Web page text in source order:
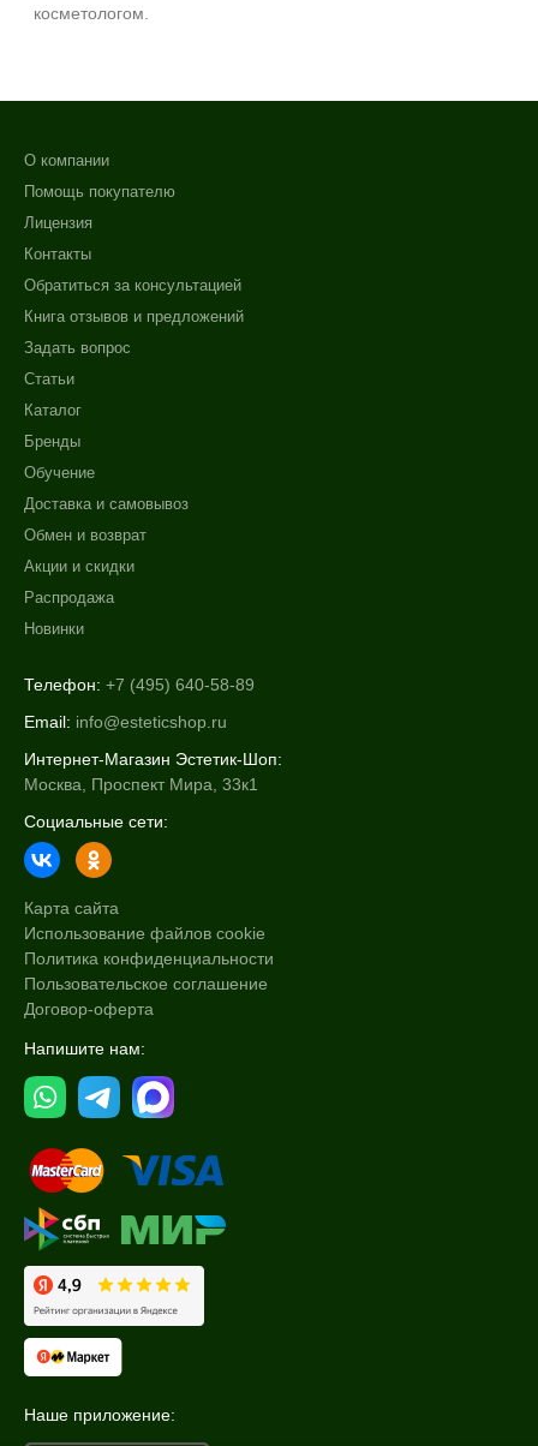
косметологом.
О компании
Помощь покупателю
Лицензия
Контакты
Обратиться за консультацией
Книга отзывов и предложений
Задать вопрос
Статьи
Каталог
Бренды
Обучение
Доставка и самовывоз
Обмен и возврат
Акции и скидки
Распродажа
Новинки
Телефон: +7 (495) 640-58-89
Email: info@esteticshop.ru
Интернет-Магазин Эстетик-Шоп:
Москва, Проспект Мира, 33к1
Социальные сети:
Карта сайта
Использование файлов cookie
Политика конфиденциальности
Пользовательское соглашение
Договор-оферта
Напишите нам:
Наше приложение: